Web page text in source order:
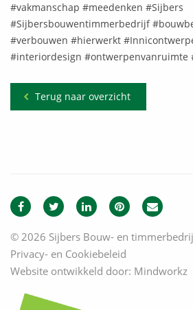
#vakmanschap #meedenken #Sijbers
#Sijbersbouwentimmerbedrijf
#verbouwen #hierwerkt
#interiordesign #ontwerpenvanruimte
Terug naar overzicht
© 2026 Sijbers Bouw- en
Privacy- en Cookiebeleid
Website ontwikkeld door: Mindworkz